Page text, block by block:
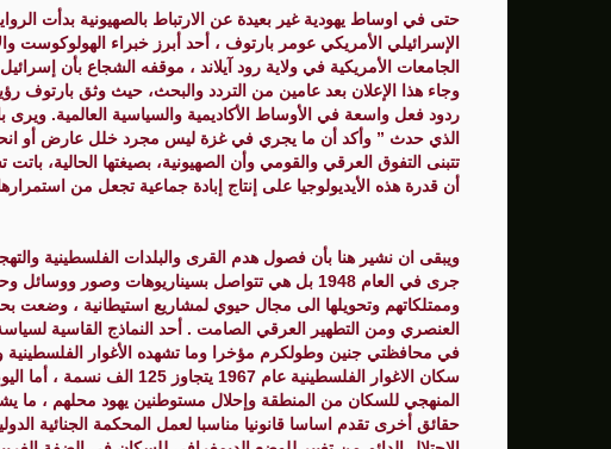
حتى في اوساط يهودية غير بعيدة عن الارتباط بالصهيونية بدأت
الإسرائيلي الأمريكي عومر بارتوف ، أحد أبرز خبراء الهولوكوست
الجامعات الأمريكية في ولاية رود آيلاند ، موقفه الشجاع بأن
وجاء هذا الإعلان بعد عامين من التردد والبحث، حيث وثق بارتوف
ردود فعل واسعة في الأوساط الأكاديمية والسياسية العالمية.
الذي حدث ” وأكد أن ما يجري في غزة ليس مجرد خلل عارض أو
تتبنى التفوق العرقي والقومي وأن الصهيونية، بصيغتها الحالية،
أن قدرة هذه الأيديولوجيا على إنتاج إبادة جماعية تجعل من
ويبقى ان نشير هنا بأن فصول هدم القرى والبلدات الفلسطينية
جرى في العام 1948 بل هي تتواصل بسيناريوهات
وممتلكاتهم وتحويلها الى مجال حيوي لمشاريع استيطانية ، وضعت
العنصري ومن التطهير العرقي الصامت . أحد النماذج القاسية
في محافظتي جنين وطولكرم مؤخرا وما تشهده الأغوار
المنهجي للسكان من المنطقة وإحلال مستوطنين يهود محلهم ،
حقائق أخرى تقدم اساسا قانونيا مناسبا لعمل المحكمة الجنائية